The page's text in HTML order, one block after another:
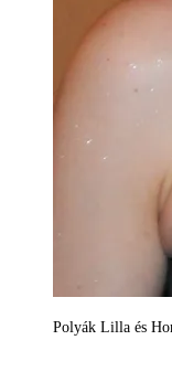
Polyák Lilla és